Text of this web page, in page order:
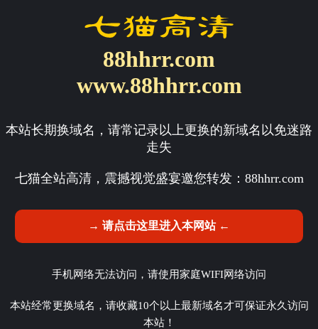
88hhrr.com
www.88hhrr.com
本站长期换域名，请常记录以上更换的新域名以免迷路
走失
七猫全站高清，震撼视觉盛宴邀您转发： 88hhrr.com
→ 请点击这里进入本网站 ←
手机网络无法访问，请使用家庭WIFI网络访问
本站经常更换域名，请收藏10个以上最新域名才可保证永久访问
本站！